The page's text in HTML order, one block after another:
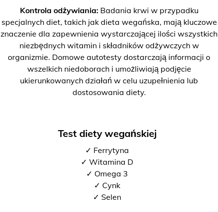
Kontrola odżywiania:Badania krwi w przypadku
specjalnych diet, takich jak dieta wegańska, mają kluczowe
znaczenie dla zapewnienia wystarczającej ilości wszystkich
niezbędnych witamin i składników odżywczych w
organizmie. Domowe autotesty dostarczają informacji o
wszelkich niedoborach i umożliwiają podjęcie
ukierunkowanych działań w celu uzupełnienia lub
dostosowania diety.
Test diety wegańskiej
✓ Ferrytyna
✓ Witamina D
✓ Omega 3
✓ Cynk
✓ Selen